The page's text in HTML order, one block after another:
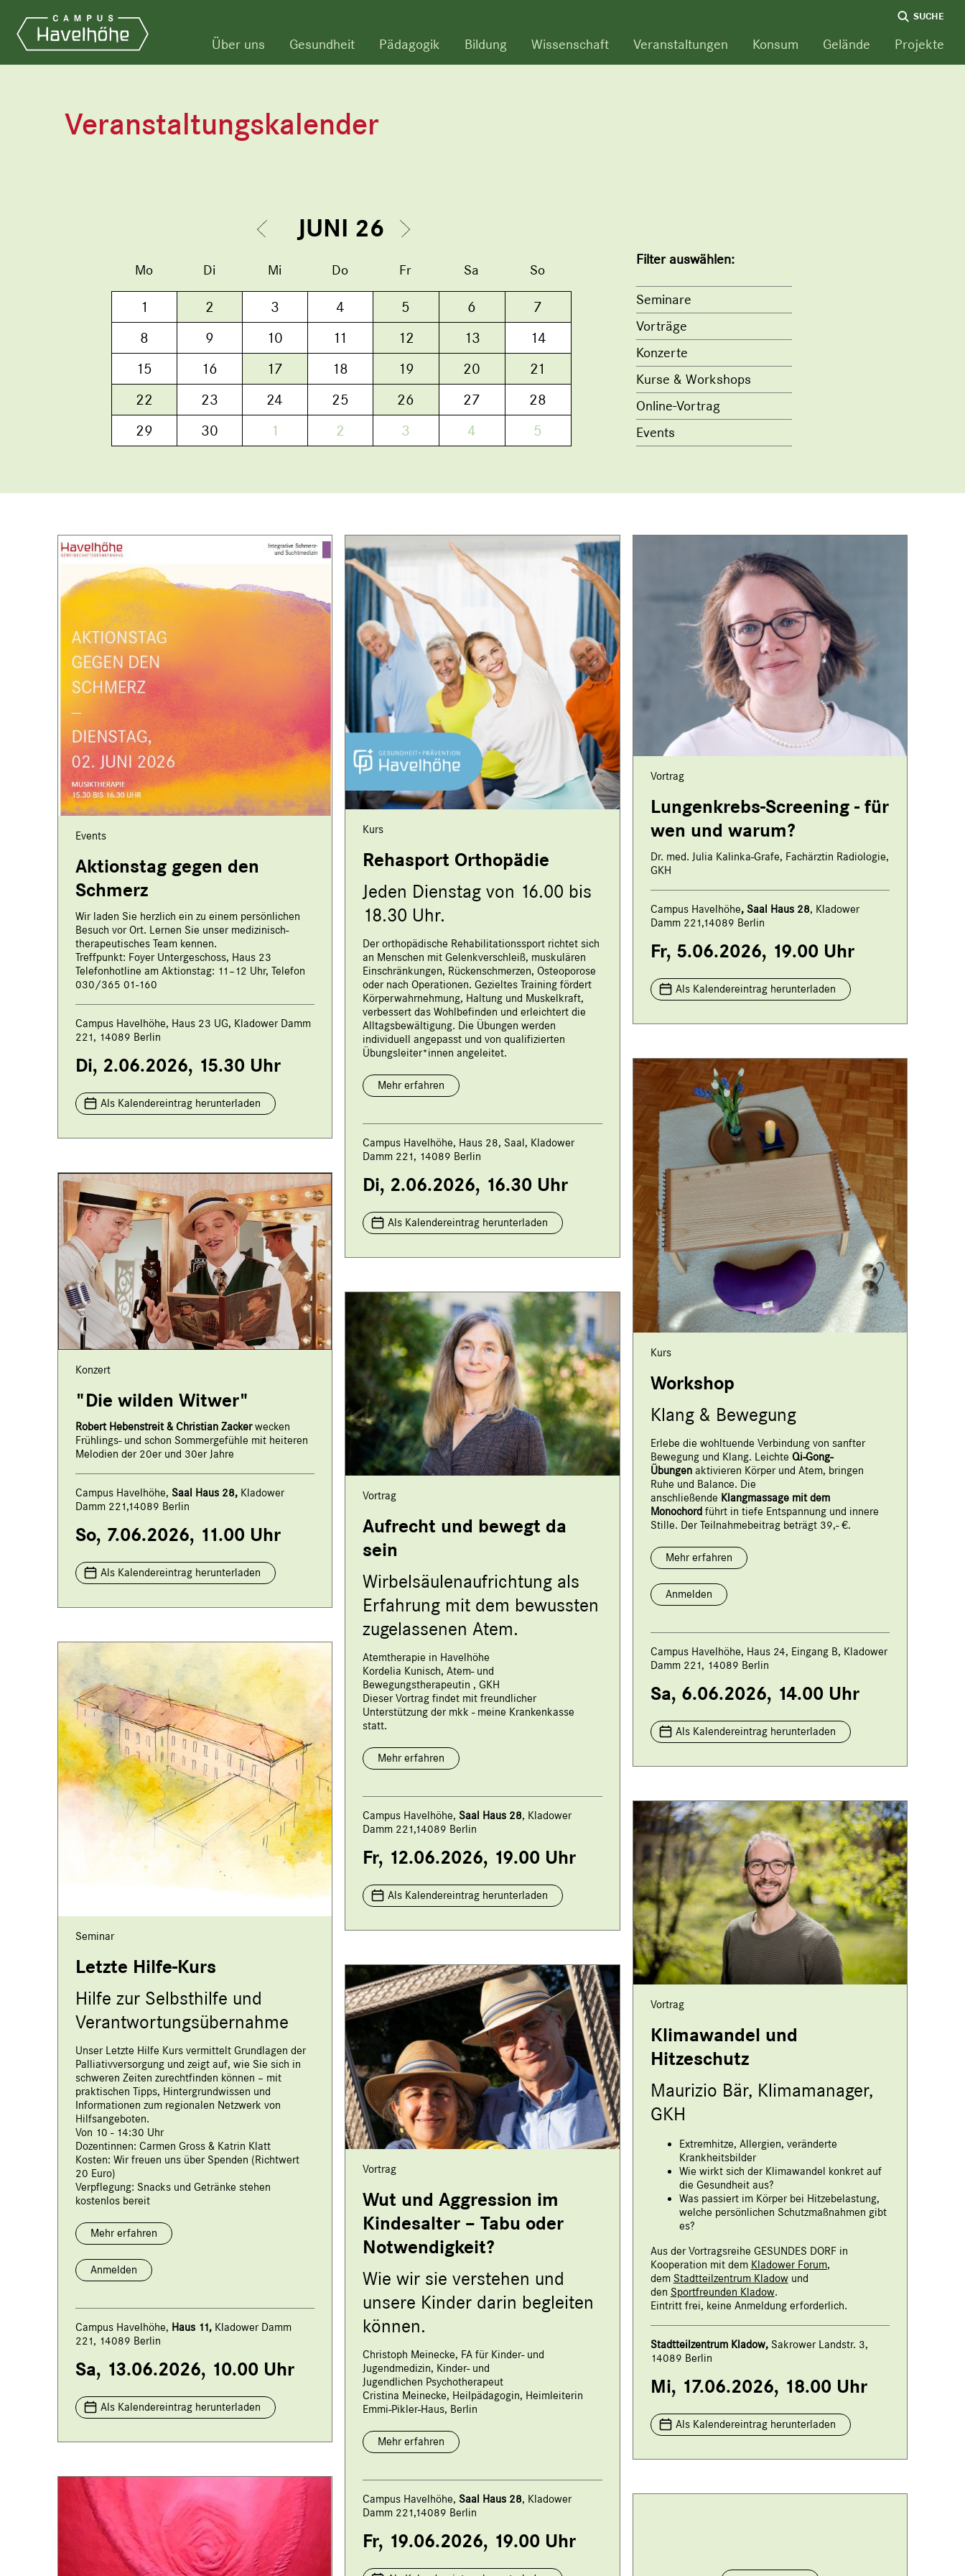
Über uns Gesundheit Pädagogik Bildung Wissenschaft Veranstaltungen Konsum Gelände Projekte
SUCHE
Veranstaltungskalender
JUNI 26
Mo Di Mi Do Fr Sa So
1 2 3 4 5 6
7
8
9 10 11 12 13
14
15
16 17 18 19 20
21
22
23 24 25 26 27
28
29
30 1 2 3 4 5
Filter auswählen:
Seminare
Vorträge
Konzerte
Kurse & Workshops
Online-Vortrag
Events
Events
Aktionstag gegen den
Schmerz
Wir laden Sie herzlich ein zu einem persönlichen
Besuch vor Ort. Lernen Sie unser medizinisch-
therapeutisches Team kennen.
Treffpunkt: Foyer Untergeschoss, Haus 23
Telefonhotline am Aktionstag: 11–12 Uhr, Telefon
030/365 01-160
Campus Havelhöhe, Haus 23 UG, Kladower Damm
221, 14089 Berlin
Di, 2.06.2026, 15.30 Uhr
Als Kalendereintrag herunterladen
Kurs
Rehasport Orthopädie
Jeden Dienstag von 16.00 bis
18.30 Uhr.
Der orthopädische Rehabilitationssport richtet sich
an Menschen mit Gelenkverschleiß, muskulären
Einschränkungen, Rückenschmerzen, Osteoporose
oder nach Operationen. Gezieltes Training fördert
Körperwahrnehmung, Haltung und Muskelkraft,
verbessert das Wohlbefinden und erleichtert die
Alltagsbewältigung. Die Übungen werden
individuell angepasst und von qualifizierten
Übungsleiter*innen angeleitet.
Mehr erfahren
Campus Havelhöhe, Haus 28, Saal, Kladower
Damm 221, 14089 Berlin
Di, 2.06.2026, 16.30 Uhr
Als Kalendereintrag herunterladen
Vortrag
Lungenkrebs-Screening - für
wen und warum?
Dr. med. Julia Kalinka-Grafe, Fachärztin Radiologie,
GKH
Campus Havelhöhe, Saal Haus 28, Kladower
Damm 221,14089 Berlin
Fr, 5.06.2026, 19.00 Uhr
Als Kalendereintrag herunterladen
Kurs
Workshop
Klang & Bewegung
Erlebe die wohltuende Verbindung von sanfter
Bewegung und Klang. Leichte Qi-Gong-
Übungenaktivieren Körper und Atem, bringen
Ruhe und Balance. Die
anschließende Klangmassage mit dem
Monochordführt in tiefe Entspannung und innere
Stille. Der Teilnahmebeitrag beträgt 39,- €.
Mehr erfahren
Anmelden
Campus Havelhöhe, Haus 24, Eingang B, Kladower
Damm 221, 14089 Berlin
Sa, 6.06.2026, 14.00 Uhr
Als Kalendereintrag herunterladen
Konzert
"Die wilden Witwer"
Robert Hebenstreit & Christian Zackerwecken
Frühlings- und schon Sommergefühle mit heiteren
Melodien der 20er und 30er Jahre
Campus Havelhöhe, Saal Haus 28, Kladower
Damm 221,14089 Berlin
So, 7.06.2026, 11.00 Uhr
Als Kalendereintrag herunterladen
Vortrag
Aufrecht und bewegt da
sein
Wirbelsäulenaufrichtung als
Erfahrung mit dem bewussten
zugelassenen Atem.
Atemtherapie in Havelhöhe
Kordelia Kunisch, Atem- und
Bewegungstherapeutin , GKH
Dieser Vortrag findet mit freundlicher
Unterstützung der mkk - meine Krankenkasse
statt.
Mehr erfahren
Campus Havelhöhe,Saal Haus 28, Kladower
Damm 221,14089 Berlin
Fr, 12.06.2026, 19.00 Uhr
Als Kalendereintrag herunterladen
Seminar
Letzte Hilfe-Kurs
Hilfe zur Selbsthilfe und
Verantwortungsübernahme
Unser Letzte Hilfe Kurs vermittelt Grundlagen der
Palliativversorgung und zeigt auf, wie Sie sich in
schweren Zeiten zurechtfinden können – mit
praktischen Tipps, Hintergrundwissen und
Informationen zum regionalen Netzwerk von
Hilfsangeboten.
Von 10 - 14:30 Uhr
Dozentinnen: Carmen Gross & Katrin Klatt
Kosten: Wir freuen uns über Spenden (Richtwert
20 Euro)
Verpflegung: Snacks und Getränke stehen
kostenlos bereit
Mehr erfahren
Anmelden
Campus Havelhöhe, Haus 11, Kladower Damm
221, 14089 Berlin
Sa, 13.06.2026, 10.00 Uhr
Als Kalendereintrag herunterladen
Vortrag
Klimawandel und
Hitzeschutz
Maurizio Bär, Klimamanager,
GKH
Extremhitze, Allergien, veränderte
Krankheitsbilder
Wie wirkt sich der Klimawandel konkret auf
die Gesundheit aus?
Was passiert im Körper bei Hitzebelastung,
welche persönlichen Schutzmaßnahmen gibt
es?
Aus der Vortragsreihe GESUNDES DORF in
Kooperation mit dem Kladower Forum,
dem Stadtteilzentrum Kladowund
den Sportfreunden Kladow.
Eintritt frei, keine Anmeldung erforderlich.
Stadtteilzentrum Kladow,Sakrower Landstr. 3,
14089 Berlin
Mi, 17.06.2026, 18.00 Uhr
Als Kalendereintrag herunterladen
Vortrag
Wut und Aggression im
Kindesalter – Tabu oder
Notwendigkeit?
Wie wir sie verstehen und
unsere Kinder darin begleiten
können.
Christoph Meinecke, FA für Kinder- und
Jugendmedizin, Kinder- und
Jugendlichen Psychotherapeut
Cristina Meinecke, Heilpädagogin, Heimleiterin
Emmi-Pikler-Haus, Berlin
Mehr erfahren
Campus Havelhöhe,Saal Haus 28, Kladower
Damm 221,14089 Berlin
Fr, 19.06.2026, 19.00 Uhr